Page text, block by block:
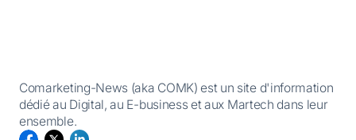
Comarketing-News (aka COMK) est un site d'information
dédié au Digital, au E-business et aux Martech dans leur
ensemble.